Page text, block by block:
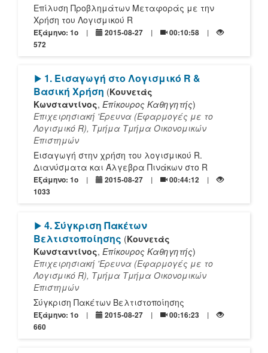
Επίλυση Προβλημάτων Μεταφοράς με την
Χρήση του Λογισμικού R
Εξάμηνο: 1o 2015-08-27
00:10:58
572
[Play]
1. Εισαγωγή στο Λογισμικό R &
Βασική Χρήση (Κουνετάς
Κωνσταντίνος, Επίκουρος Καθηγητής)
Επιχειρησιακή 'Ερευνα (Εφαρμογές με το
Λογισμικό R), Τμήμα Τμήμα Οικονομικών
Επιστημών
Εισαγωγή στην χρήση του λογισμικού R.
Διανύσματα και Άλγεβρα Πινάκων στο R
Εξάμηνο: 1o 2015-08-27
00:44:12
1033
[Play]
4. Σύγκριση Πακέτων
Βελτιστοποίησης (Κουνετάς
Κωνσταντίνος, Επίκουρος Καθηγητής)
Επιχειρησιακή 'Ερευνα (Εφαρμογές με το
Λογισμικό R), Τμήμα Τμήμα Οικονομικών
Επιστημών
Σύγκριση Πακέτων Βελτιστοποίησης
Εξάμηνο: 1o 2015-08-27
00:16:23
660